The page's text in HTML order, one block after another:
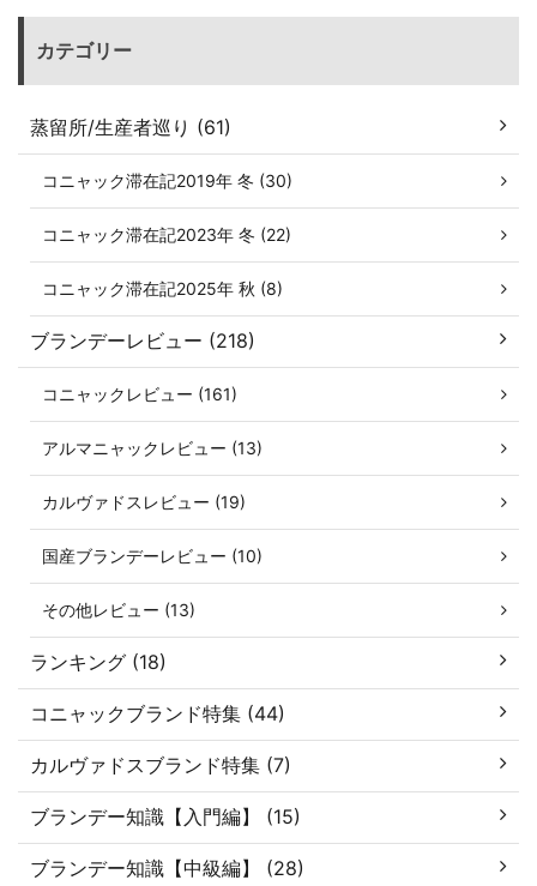
カテゴリー
蒸留所/生産者巡り (61)
コニャック滞在記2019年 冬 (30)
コニャック滞在記2023年 冬 (22)
コニャック滞在記2025年 秋 (8)
ブランデーレビュー (218)
コニャックレビュー (161)
アルマニャックレビュー (13)
カルヴァドスレビュー (19)
国産ブランデーレビュー (10)
その他レビュー (13)
ランキング (18)
コニャックブランド特集 (44)
カルヴァドスブランド特集 (7)
ブランデー知識【入門編】 (15)
ブランデー知識【中級編】 (28)